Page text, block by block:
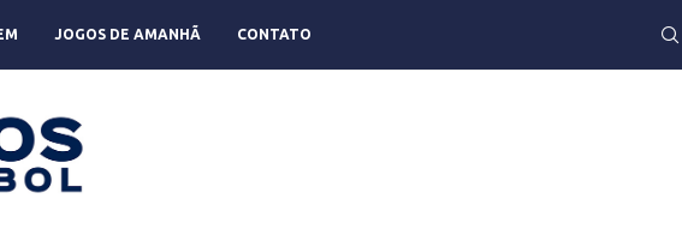
JOGOS DE AMANHÃ CONTATO